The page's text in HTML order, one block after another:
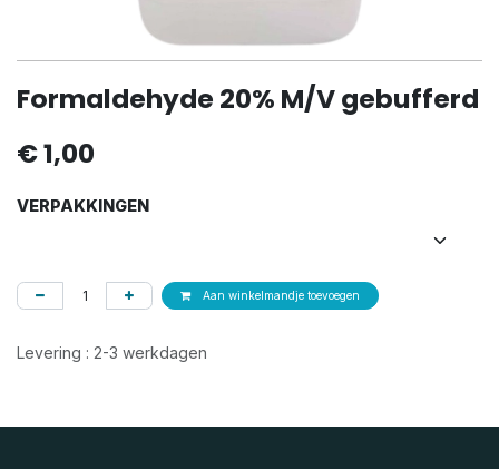
Formaldehyde 20% M/V gebufferd
€1,00
VERPAKKINGEN
Aan winkelmandje toevoegen
Levering : 2-3 werkdagen